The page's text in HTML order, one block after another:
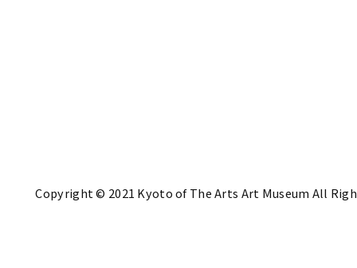
Copyright © 2021 Kyoto of The Arts Art Museum All